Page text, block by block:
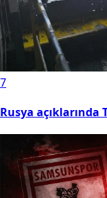
7
Rusya açıklarında